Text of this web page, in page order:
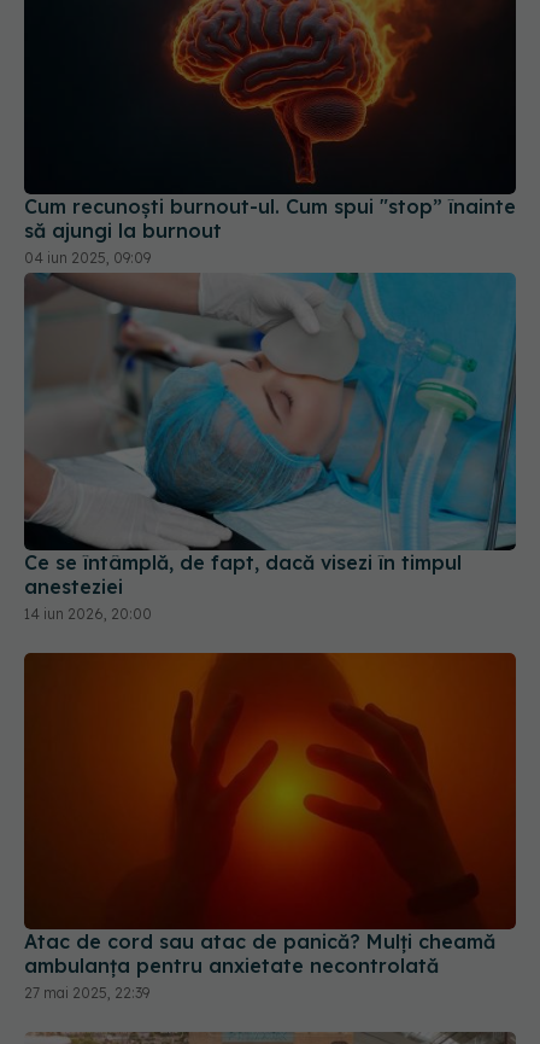
Cum recunoști burnout-ul. Cum spui "stop” înainte
Ce se întâmplă, de fapt, dacă visezi în timpul
anesteziei
14 iun 2026, 20:00
Atac de cord sau atac de panică? Mulți cheamă